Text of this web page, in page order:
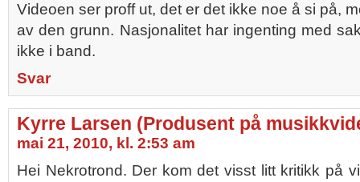
Videoen ser proff ut, det er det ikke noe å si på,
av den grunn. Nasjonalitet har ingenting med
ikke i band.
Svar
Kyrre Larsen (Produsent på
mai 21, 2010, kl. 2:53 am
Hei Nekrotrond. Der kom det visst litt kritikk på